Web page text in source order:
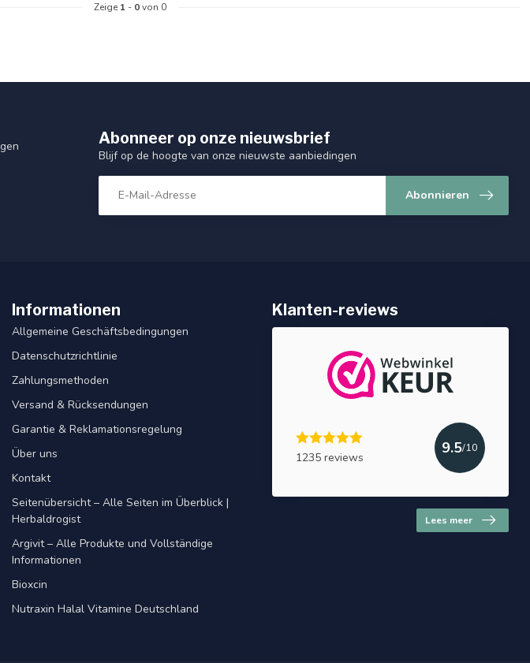
Zeige 1 - 0von 0
Abonneer op onze nieuwsbrief
Blijf op de hoogte van onze nieuwste aanbiedingen
Abonnieren
Informationen
Allgemeine Geschäftsbedingungen
Datenschutzrichtlinie
Zahlungsmethoden
Versand & Rücksendungen
Garantie & Reklamationsregelung
Über uns
Kontakt
Seitenübersicht – Alle Seiten im Überblick |
Herbaldrogist
Argivit – Alle Produkte und Vollständige
Informationen
Bioxcin
Nutraxin Halal Vitamine Deutschland
Klanten-reviews
1235 reviews
9.5/10
Lees meer